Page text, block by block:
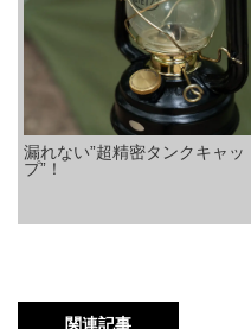
漏れない”超精密タンクキャッ
プ”！
関連記事